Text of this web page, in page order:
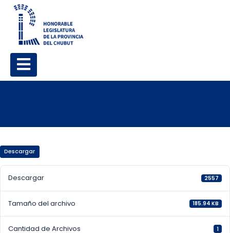
Descargar
Descargar 2557
Tamaño del archivo 185.94 KB
Cantidad de Archivos 1